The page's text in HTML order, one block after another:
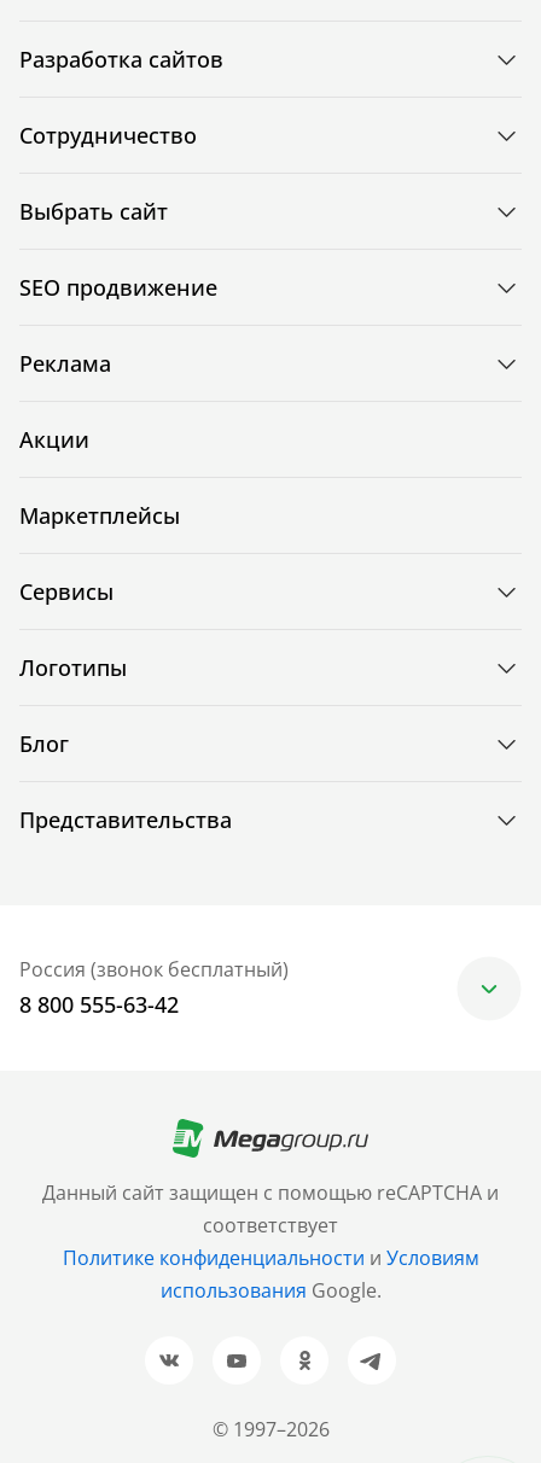
© 1997–2026
Данный сайт защищен с помощью reCAPTCHA и
соответствует
Политике конфиденциальности и Условиям
использования Google.
Разработка сайтов
Сотрудничество
Выбрать сайт
SEO продвижение
Реклама
Акции
Маркетплейсы
Сервисы
Логотипы
Блог
Представительства
Россия (звонок бесплатный)
8 800 555-63-42
+7 (499) 705-30-10
Санкт-Петербург
+7 (812) 600-77-33
Барнаул
+7 (961) 999-93-93
Новосибирск